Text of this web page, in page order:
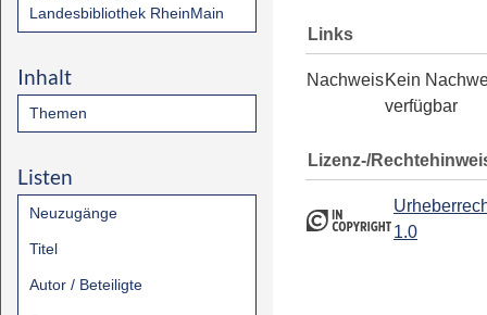
Landesbibliothek RheinMain
Inhalt
Themen
Listen
Neuzugänge
Titel
Autor / Beteiligte
Links
NachweisKein
verfügbar
Lizenz-/
1.0